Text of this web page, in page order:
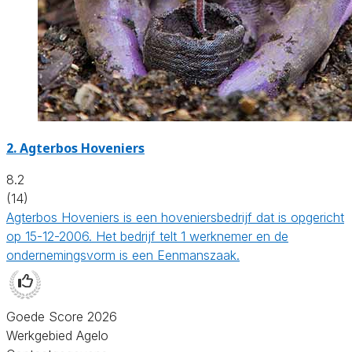
2.Agterbos Hoveniers
8.2
(14)
Agterbos Hoveniers is een hoveniersbedrijf dat is opgericht
op 15-12-2006. Het bedrijf telt 1 werknemer en de
ondernemingsvorm is een Eenmanszaak.
Goede Score 2026
Werkgebied Agelo